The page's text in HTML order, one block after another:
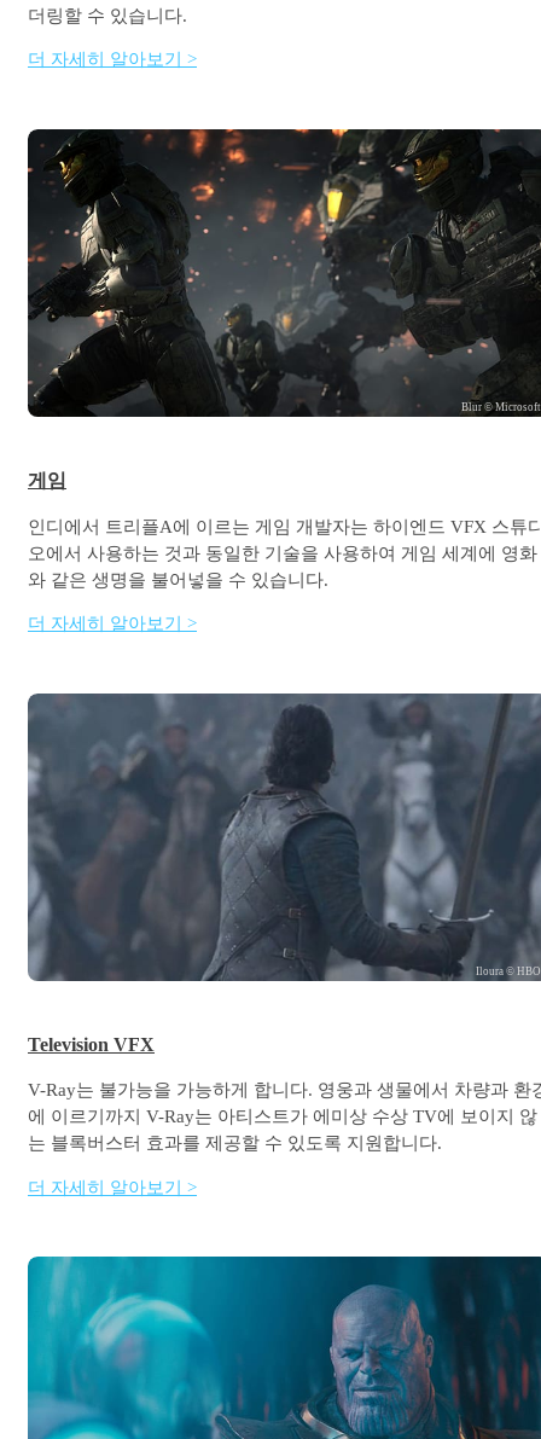
더링할 수 있습니다.
더 자세히 알아보기 >
Blur © Microsoft
게임
인디에서 트리플A에 이르는 게임 개발자는 하이엔드 VFX 스튜
오에서 사용하는 것과 동일한 기술을 사용하여 게임 세계에 영화
와 같은 생명을 불어넣을 수 있습니다.
더 자세히 알아보기 >
Iloura © HBO
Television VFX
V-Ray는 불가능을 가능하게 합니다. 영웅과 생물에서 차량과 환
에 이르기까지 V-Ray는 아티스트가 에미상 수상 TV에 보이지 않
는 블록버스터 효과를 제공할 수 있도록 지원합니다.
더 자세히 알아보기 >